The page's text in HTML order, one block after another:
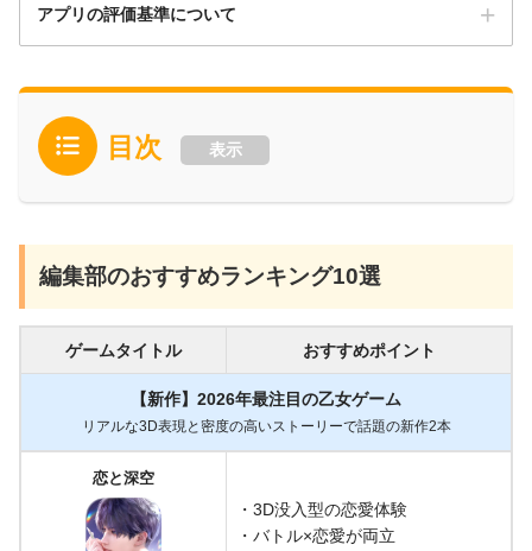
アプリの評価基準について
目次 表示
編集部のおすすめランキング10選
ゲームタイトル おすすめポイント
【新作】2026年最注目の乙女ゲーム
リアルな3D表現と密度の高いストーリーで話題の新作2本
恋と深空
・3D没入型の恋愛体験
・バトル×恋愛が両立